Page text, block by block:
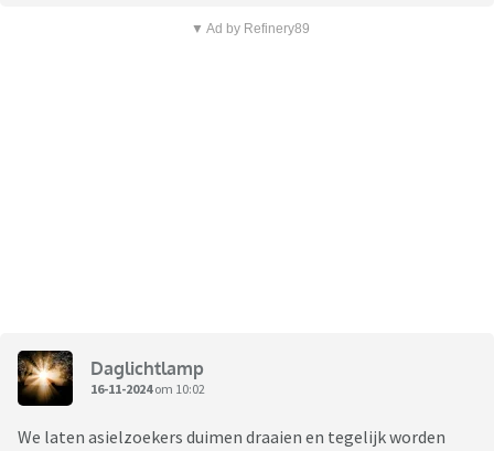
▼ Ad by Refinery89
Daglichtlamp
16-11-2024om 10:02
We laten asielzoekers duimen draaien en tegelijk worden